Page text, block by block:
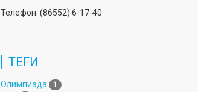
Телефон: (86552) 6-17-40
ТЕГИ
Олимпиада 1